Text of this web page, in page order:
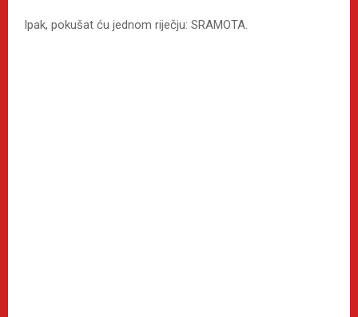
Ipak, pokušat ću jednom riječju: SRAMOTA.